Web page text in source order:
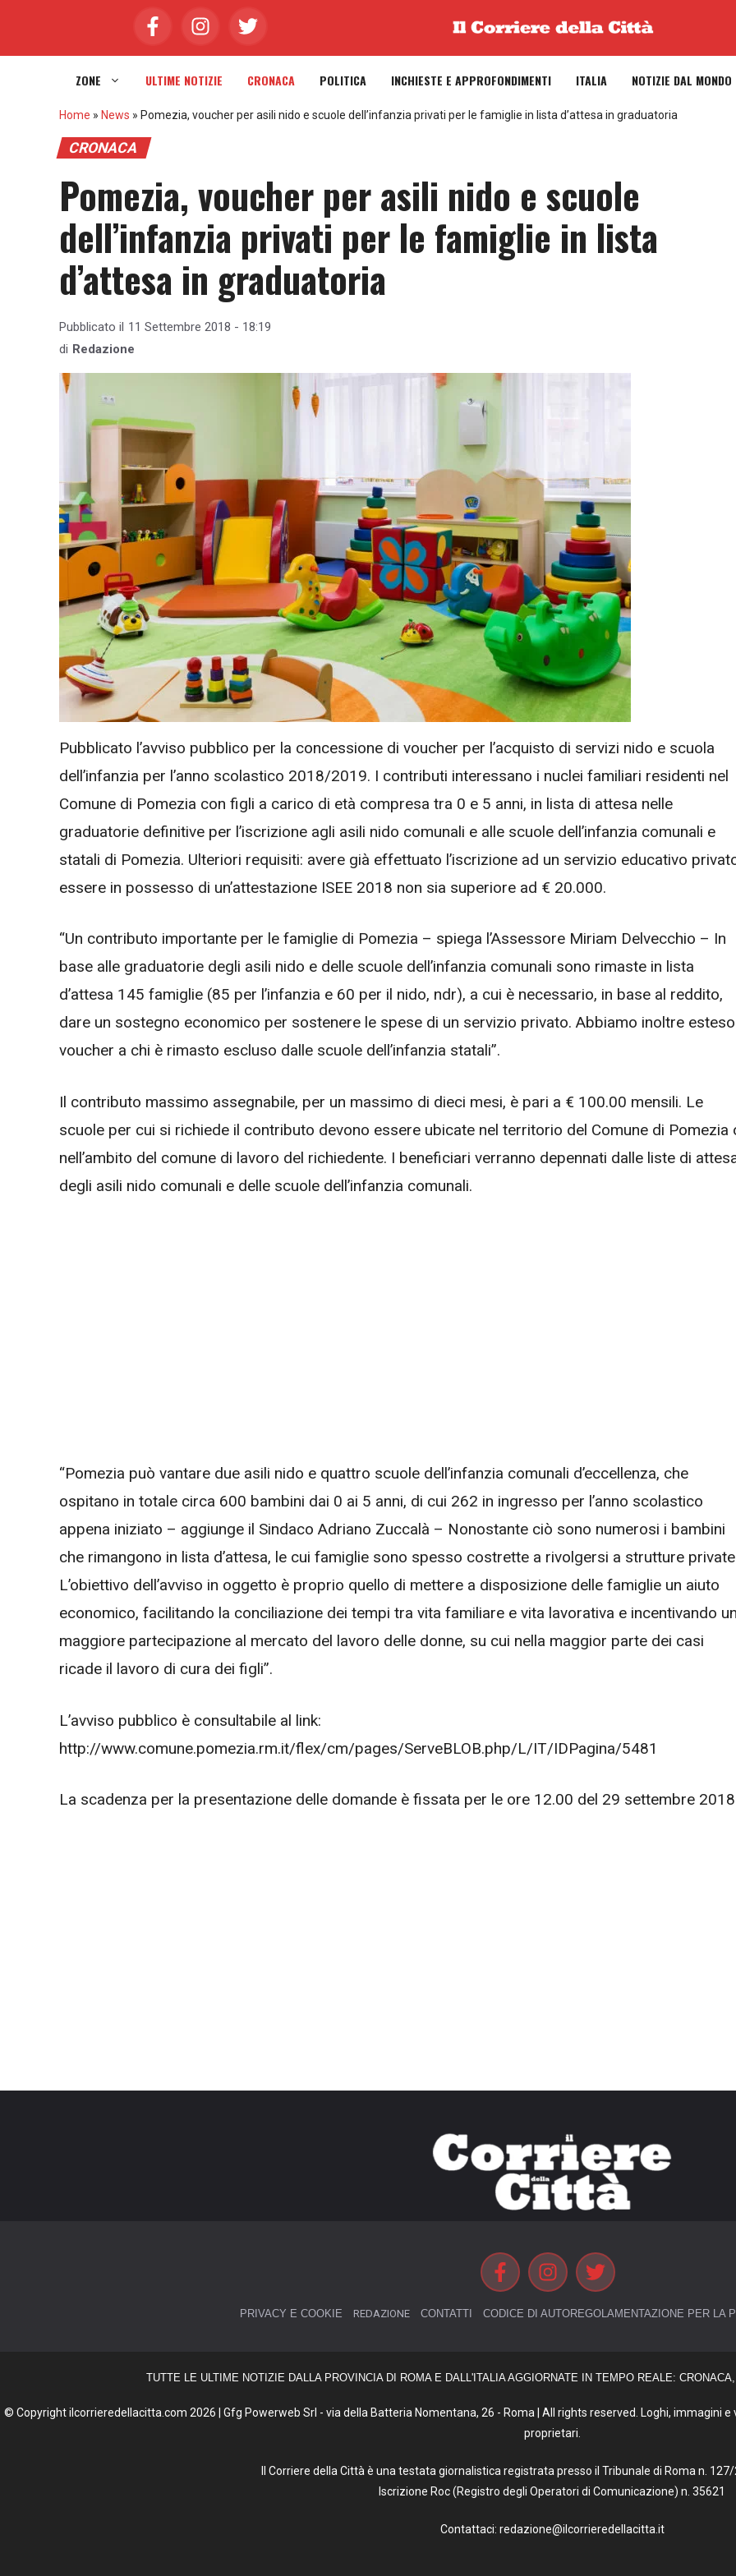
ZONE ULTIME NOTIZIE CRONACA POLITICA INCHIESTE E APPROFONDIMENTI ITALIA NOTIZIE DAL MONDO
Home » News » Pomezia, voucher per asili nido e scuole dell’infanzia privati per le famiglie in lista d’attesa in graduatoria
CRONACA
Pomezia, voucher per asili nido e scuole
dell’infanzia privati per le famiglie in lista
d’attesa in graduatoria
Pubblicato il 11 Settembre 2018 - 18:19
di Redazione
Pubblicato l’avviso pubblico per la concessione di voucher per l’acquisto di servizi nido e scuola
dell’infanzia per l’anno scolastico 2018/2019. I contributi interessano i nuclei familiari residenti nel
Comune di Pomezia con figli a carico di età compresa tra 0 e 5 anni, in lista di attesa nelle
graduatorie definitive per l’iscrizione agli asili nido comunali e alle scuole dell’infanzia comunali e
statali di Pomezia. Ulteriori requisiti: avere già effettuato l’iscrizione ad un servizio educativo
essere in possesso di un’attestazione ISEE 2018 non sia superiore ad € 20.000.
“Un contributo importante per le famiglie di Pomezia – spiega l’Assessore Miriam Delvecchio – In
base alle graduatorie degli asili nido e delle scuole dell’infanzia comunali sono rimaste in lista
d’attesa 145 famiglie (85 per l’infanzia e 60 per il nido, ndr), a cui è necessario, in base al reddito,
dare un sostegno economico per sostenere le spese di un servizio privato. Abbiamo inoltre
voucher a chi è rimasto escluso dalle scuole dell’infanzia statali”.
Il contributo massimo assegnabile, per un massimo di dieci mesi, è pari a € 100.00 mensili. Le
scuole per cui si richiede il contributo devono essere ubicate nel territorio del Comune di Pomezia
nell’ambito del comune di lavoro del richiedente. I beneficiari verranno depennati dalle liste di
degli asili nido comunali e delle scuole dell’infanzia comunali.
“Pomezia può vantare due asili nido e quattro scuole dell’infanzia comunali d’eccellenza, che
ospitano in totale circa 600 bambini dai 0 ai 5 anni, di cui 262 in ingresso per l’anno scolastico
appena iniziato – aggiunge il Sindaco Adriano Zuccalà – Nonostante ciò sono numerosi i bambini
che rimangono in lista d’attesa, le cui famiglie sono spesso costrette a rivolgersi a strutture
L’obiettivo dell’avviso in oggetto è proprio quello di mettere a disposizione delle famiglie un aiuto
economico, facilitando la conciliazione dei tempi tra vita familiare e vita lavorativa e incentivando
maggiore partecipazione al mercato del lavoro delle donne, su cui nella maggior parte dei casi
ricade il lavoro di cura dei figli”.
L’avviso pubblico è consultabile al link:
http://www.comune.pomezia.rm.it/flex/cm/pages/ServeBLOB.php/L/IT/IDPagina/5481
La scadenza per la presentazione delle domande è fissata per le ore 12.00 del 29 settembre 2018
PRIVACY E COOKIE REDAZIONE CONTATTI CODICE DI AUTOREGOLAMENTAZIONE PER LA
TUTTE LE ULTIME NOTIZIE DALLA PROVINCIA DI ROMA E DALL'ITALIA AGGIORNATE IN TEMPO REALE:
© Copyright ilcorrieredellacitta.com 2026 | Gfg Powerweb Srl - via della Batteria Nomentana, 26 - Roma | All rights reserved. Loghi, immagini
proprietari.
Il Corriere della Città è una testata giornalistica registrata presso il Tribunale di Roma n.
Iscrizione Roc (Registro degli Operatori di Comunicazione) n. 35621
Contattaci: redazione@ilcorrieredellacitta.it